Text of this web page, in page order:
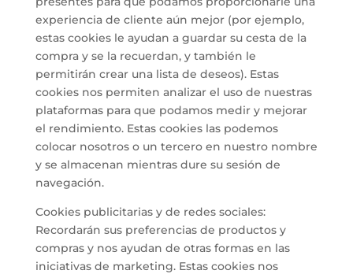
experiencia de cliente aún mejor (por ejemplo,
estas cookies le ayudan a guardar su cesta de la
compra y se la recuerdan, y también le
permitirán crear una lista de deseos). Estas
cookies nos permiten analizar el uso de nuestras
plataformas para que podamos medir y mejorar
el rendimiento. Estas cookies las podemos
colocar nosotros o un tercero en nuestro nombre
y se almacenan mientras dure su sesión de
navegación.
Cookies publicitarias y de redes sociales:
Recordarán sus preferencias de productos y
compras y nos ayudan de otras formas en las
iniciativas de marketing. Estas cookies nos